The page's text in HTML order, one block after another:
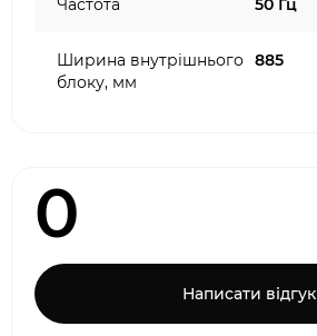
Частота 50 Гц
Ширина внутрішнього
блоку, мм
885
0
Написати відгук